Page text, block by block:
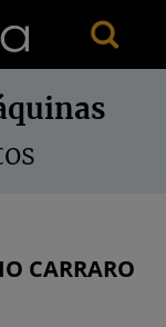
CARRARO